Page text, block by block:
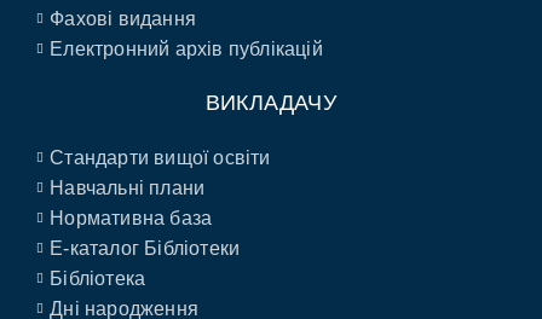
Фахові видання
Електронний архів публікацій
ВИКЛАДАЧУ
Стандарти вищої освіти
Навчальні плани
Нормативна база
E-каталог Бібліотеки
Бібліотека
Дні народження